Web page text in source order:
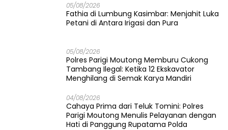
05/08/2026
Fathia di Lumbung Kasimbar: Menjahit Luka
Petani di Antara Irigasi dan Pura
05/08/2026
Polres Parigi Moutong Memburu Cukong
Tambang Ilegal: Ketika 12 Ekskavator
Menghilang di Semak Karya Mandiri
04/08/2026
Cahaya Prima dari Teluk Tomini: Polres
Parigi Moutong Menulis Pelayanan dengan
Hati di Panggung Rupatama Polda